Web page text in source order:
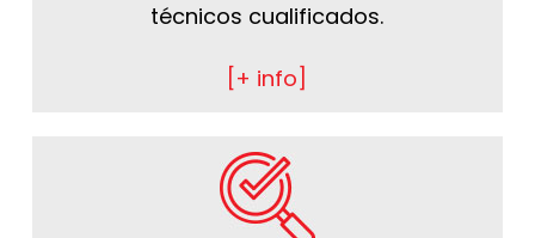
técnicos cualificados.
[+ info]